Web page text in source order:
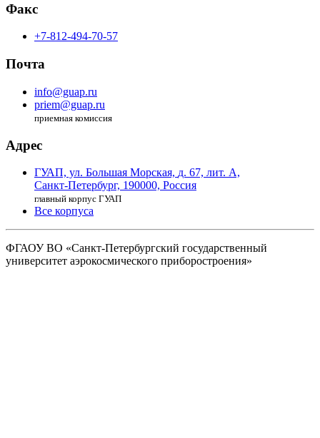
Факс
+7-812-494-70-57
Почта
info@guap.ru
priem@guap.ru
приемная комиссия
Адрес
ГУАП, ул. Большая Морская, д. 67, лит. А,
Санкт-Петербург, 190000, Россия
главный корпус ГУАП
Все корпуса
ФГАОУ ВО «Санкт-Петербургский государственный
университет аэрокосмического приборостроения»